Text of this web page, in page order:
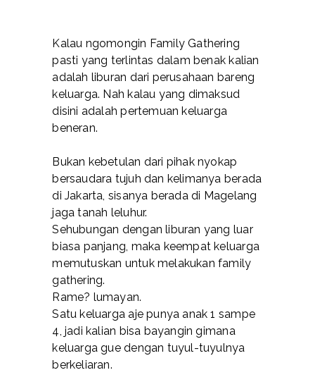
Kalau ngomongin Family Gathering
pasti yang terlintas dalam benak kalian
adalah liburan dari perusahaan bareng
keluarga. Nah kalau yang dimaksud
disini adalah pertemuan keluarga
beneran.
Bukan kebetulan dari pihak nyokap
bersaudara tujuh dan kelimanya berada
di Jakarta, sisanya berada di Magelang
jaga tanah leluhur.
Sehubungan dengan liburan yang luar
biasa panjang, maka keempat keluarga
memutuskan untuk melakukan family
gathering.
Rame? lumayan.
Satu keluarga aje punya anak 1 sampe
4, jadi kalian bisa bayangin gimana
keluarga gue dengan tuyul-tuyulnya
berkeliaran.